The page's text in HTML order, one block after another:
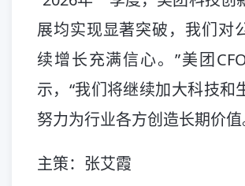
展均实现显著突破，我们对
续增长充满信心。”美团
示，“我们将继续加大科技和
努力为行业各方创造长期价值
主策：张艾霞